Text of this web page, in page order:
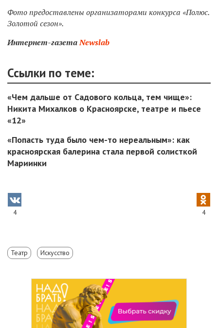
Фото предоставлены организаторами конкурса «Полюс.
Золотой сезон».
Интернет-газетаNewslab
Ссылки по теме:
«Чем дальше от Садового кольца, тем чище»:
Никита Михалков о Красноярске, театре и пьесе
«12»
«Попасть туда было чем-то нереальным»: как
красноярская балерина стала первой солисткой
Мариинки
4 4
Театр Искусство